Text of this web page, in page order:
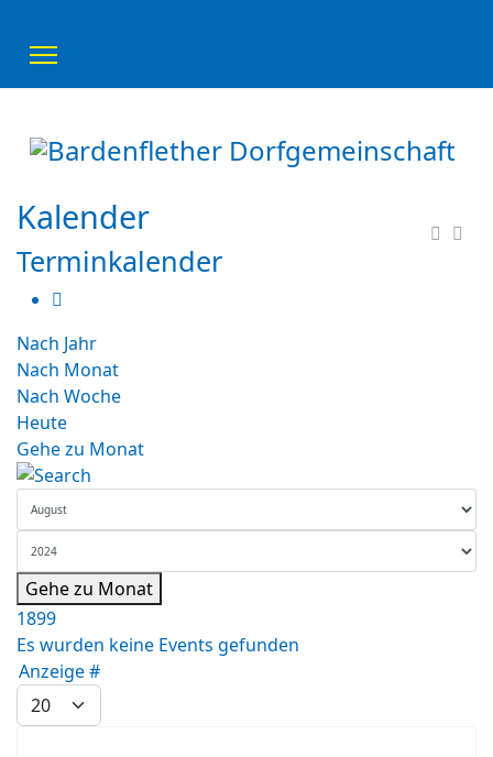
Kalender
Terminkalender
Nach Jahr
Nach Monat
Nach Woche
Heute
Gehe zu Monat
Gehe zu Monat
1899
Es wurden keine Events gefunden
Limite der Paginierungsliste
Anzeige #